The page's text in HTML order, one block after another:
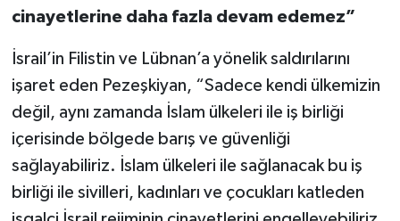
cinayetlerine daha fazla devam edemez”
İsrail’in Filistin ve Lübnan’a yönelik saldırılarını
işaret eden Pezeşkiyan, “Sadece kendi ülkemizin
değil, aynı zamanda İslam ülkeleri ile iş birliği
içerisinde bölgede barış ve güvenliği
sağlayabiliriz. İslam ülkeleri ile sağlanacak bu iş
birliği ile sivilleri, kadınları ve çocukları katleden